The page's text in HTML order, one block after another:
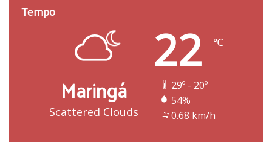
Tempo
Maringá
Scattered Clouds
22 ℃
29º - 20º
54%
0.68 km/h